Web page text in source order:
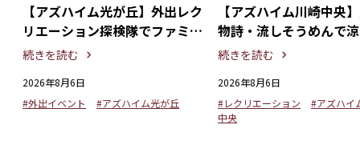
【アズハイム光が丘】外出レク
リエーション探検隊でファミリ
ーレストランを満喫！
続きを読む
2026年8月6日
#外出イベント
#アズハイム光が丘
【アズハイム川崎中央
物詩・流しそうめんで
るひととき
続きを読む
2026年8月6日
#レクリエーション
#アズハイ
中央